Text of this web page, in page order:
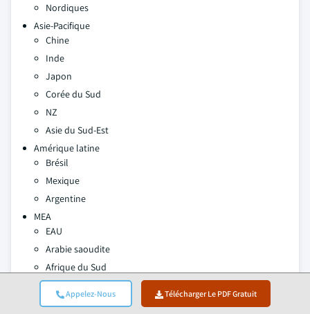
Appelez-Nous Télécharger Le PDF Gratuit
Nordiques
Asie-Pacifique
Chine
Inde
Japon
Corée du Sud
NZ
Asie du Sud-Est
Amérique latine
Brésil
Mexique
Argentine
MEA
EAU
Arabie saoudite
Afrique du Sud